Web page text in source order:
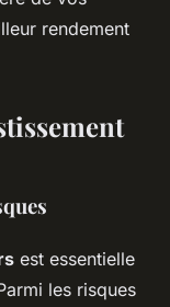
rendement
est essentielle
les risques